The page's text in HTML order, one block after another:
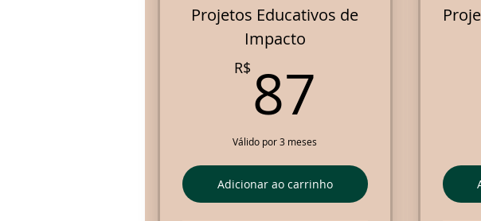
Projetos Educativos de
Impacto
R$ 87
Válido por 3 meses
Adicionar ao carrinho